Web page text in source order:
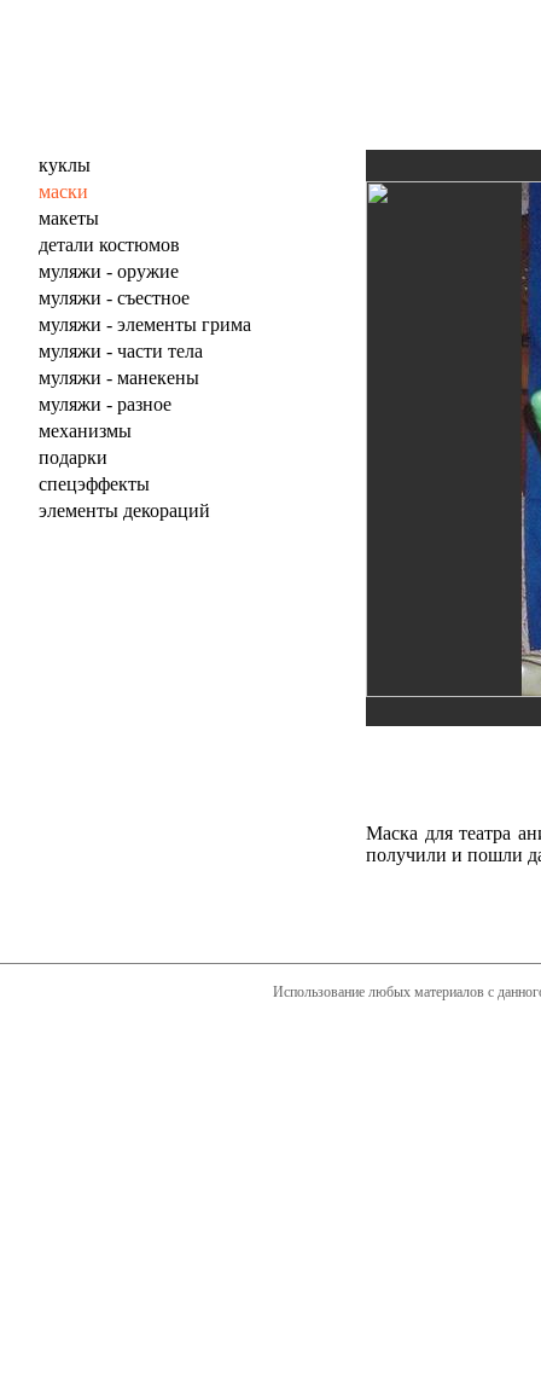
куклы
маски
макеты
детали костюмов
муляжи - оружие
муляжи - съестное
муляжи - элементы грима
муляжи - части тела
муляжи - манекены
муляжи - разное
механизмы
подарки
спецэффекты
элементы декораций
Маска для театра
получили и пошли
Использование любых материалов с